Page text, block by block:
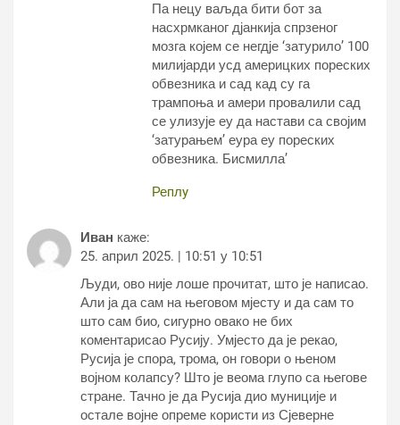
Па нецу ваљда бити бот за
насхрмканог дјанкија спрзеног
мозга којем се негдје ‘затурило’ 100
милијарди усд америцких пореских
обвезника и сад кад су га
трампоња и амери провалили сад
се улизује еу да настави са својим
‘затурањем’ еура еу пореских
обвезника. Бисмилла’
Реплy
Иван каже:
25. април 2025. | 10:51 у 10:51
Људи, ово није лоше прочитат, што је написао.
Али ја да сам на његовом мјесту и да сам то
што сам био, сигурно овако не бих
коментарисао Русију. Умјесто да је рекао,
Русија је спора, трома, он говори о њеном
војном колапсу? Што је веома глупо са његове
стране. Тачно је да Русија дио муниције и
остале војне опреме користи из Сјеверне